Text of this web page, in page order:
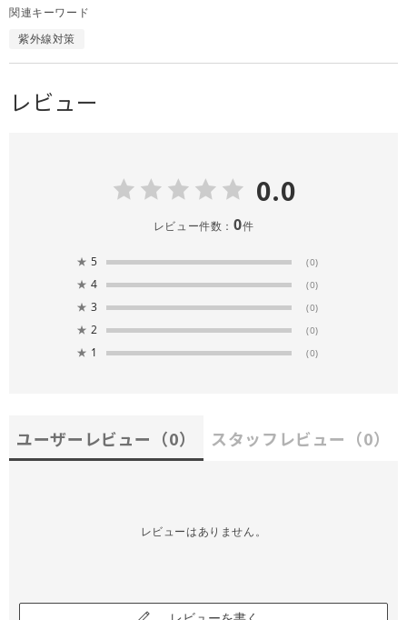
関連キーワード
紫外線対策
レビュー
0.0
レビュー件数： 0件
★ 5 (0)
★ 4 (0)
★ 3 (0)
★ 2 (0)
★ 1 (0)
ユーザーレビュー （0） スタッフレビュー （0）
レビューはありません。